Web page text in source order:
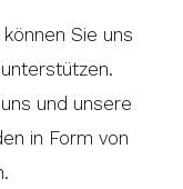
Sie uns
und unsere
in Form von